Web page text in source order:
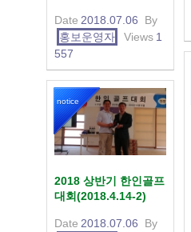
Date 2018.07.06
By
홍보운영자
Views 1
557
notice
2018 상반기 한인골프
대회(2018.4.14-2)
Date 2018.07.06
By